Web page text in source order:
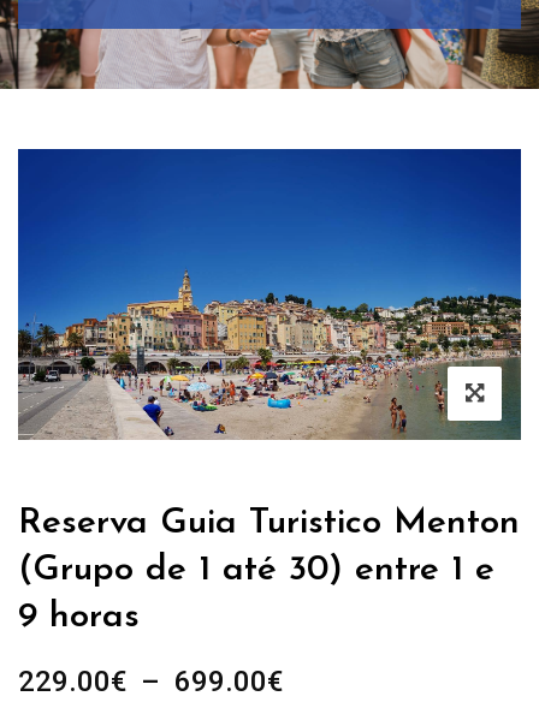
Reserva Guia Turistico Menton
(Grupo de 1 até 30) entre 1 e
9 horas
229.00€ – 699.00€Plage